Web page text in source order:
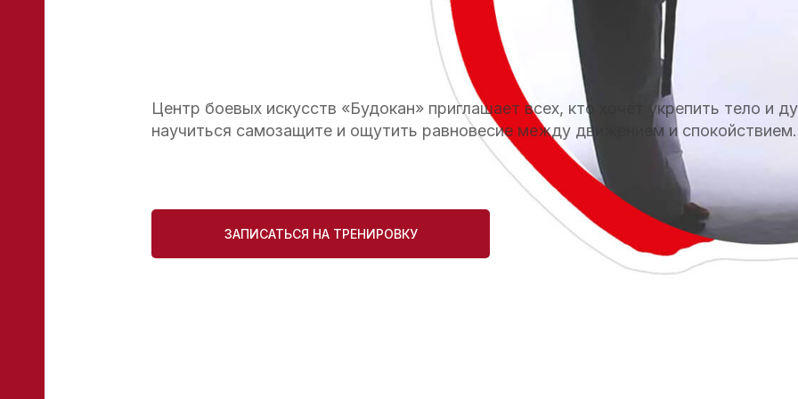
Центр боевых искусств «Будокан» приглашает всех, кто хочет укрепить тело и
научиться самозащите и ощутить равновесие между движением и спокойствием.
ЗАПИСАТЬСЯ НА ТРЕНИРОВКУ